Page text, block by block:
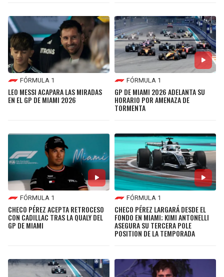
FÓRMULA 1
LEO MESSI ACAPARA LAS MIRADAS
EN EL GP DE MIAMI 2026
FÓRMULA 1
GP DE MIAMI 2026 ADELANTA SU
HORARIO POR AMENAZA DE
TORMENTA
FÓRMULA 1
CHECO PÉREZ ACEPTA RETROCESO
CON CADILLAC TRAS LA QUALY DEL
GP DE MIAMI
FÓRMULA 1
CHECO PÉREZ LARGARÁ DESDE EL
FONDO EN MIAMI; KIMI ANTONELLI
ASEGURA SU TERCERA POLE
POSITION DE LA TEMPORADA